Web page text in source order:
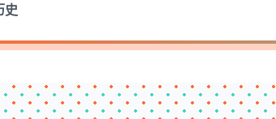
史